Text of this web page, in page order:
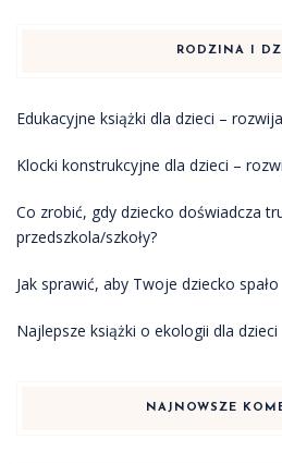
RODZINA I
Edukacyjne książki dla dzieci –
Klocki konstrukcyjne dla dzieci –
Co zrobić, gdy dziecko doświadcza
przedszkola/szkoły?
Jak sprawić, aby Twoje dziecko spało
Najlepsze książki o ekologii dla dzieci
NAJNOWSZE